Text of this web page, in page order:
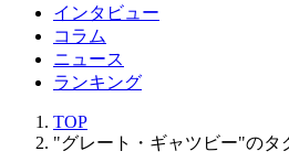
インタビュー
コラム
ニュース
ランキング
TOP
"グレート・ギャツビー"のタ